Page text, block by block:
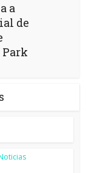
a
de